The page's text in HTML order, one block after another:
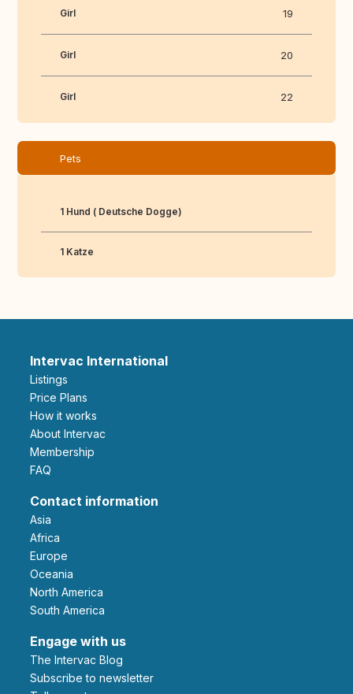
Girl 19
Girl 20
Girl 22
Pets
1 Hund ( Deutsche Dogge)
1 Katze
Intervac International
Listings
Price Plans
How it works
About Intervac
Membership
FAQ
Contact information
Asia
Africa
Europe
Oceania
North America
South America
Engage with us
The Intervac Blog
Subscribe to newsletter